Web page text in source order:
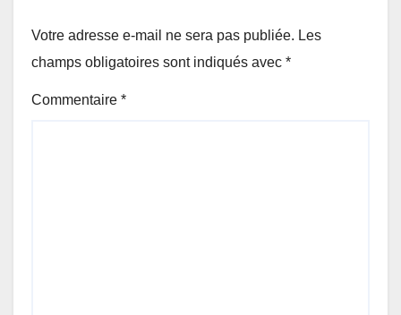
Votre adresse e-mail ne sera pas publiée. Les
champs obligatoires sont indiqués avec *
Commentaire *